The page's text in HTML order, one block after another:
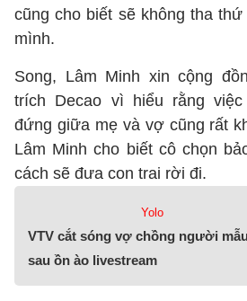
cũng cho biết sẽ không tha
mình.
Song, Lâm Minh xin cộng
trích Decao vì hiểu rằng
đứng giữa mẹ và vợ cũng rất
Lâm Minh cho biết cô chọn
cách sẽ đưa con trai rời đi.
Yolo
VTV cắt sóng vợ chồng người
sau ồn ào livestream